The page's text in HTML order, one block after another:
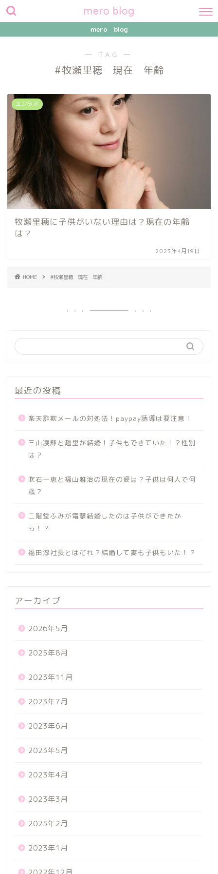
mero blog
mero blog
― TAG ―
#牧瀬里穂 現在 年齢
エンタメ
牧瀬里穂に子供がいない理由は？現在の年齢
は？
2023年4月19日
HOME #牧瀬里穂 現在 年齢
最近の投稿
楽天詐欺メールの対処法！paypay誘導は要注意！
三山凌輝と趣里が結婚！子供もできていた！？性別
は？
吹石一恵と福山雅治の現在の姿は？子供は何人で何
歳？
二階堂ふみが電撃結婚したのは子供ができたか
ら！？
福田淳社長とはだれ？結婚して妻も子供もいた！？
アーカイブ
2026年5月
2025年8月
2023年11月
2023年7月
2023年6月
2023年5月
2023年4月
2023年3月
2023年2月
2023年1月